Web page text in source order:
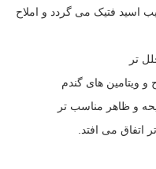
اسید فتیک می گردد و املاح
تر
و ویتامین های گندم
و ظاهر مناسب تر
اتفاق می افتد.